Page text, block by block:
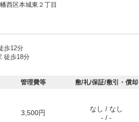
西区本城東２丁目
歩12分
徒歩18分
管理費等 敷/礼/保証/敷引・償却
3,500円
なし / なし
- / -